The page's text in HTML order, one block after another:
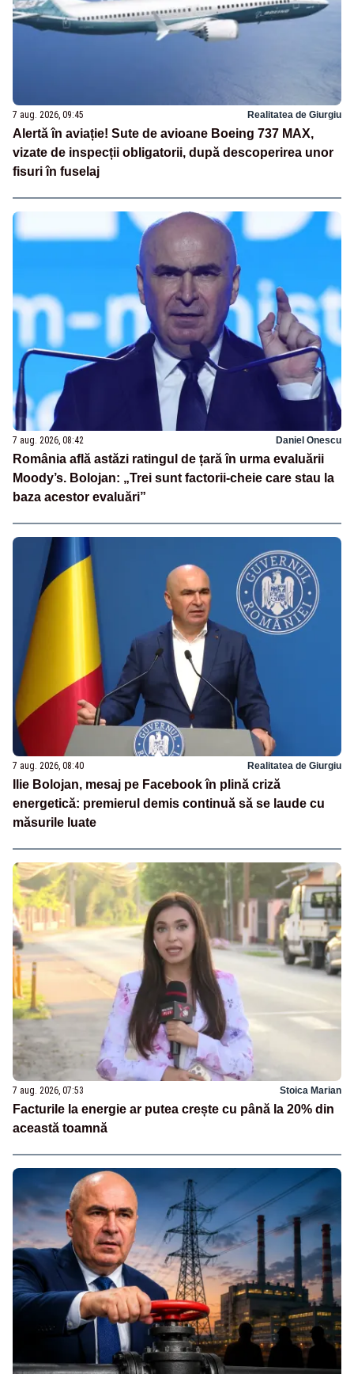
7 aug. 2026, 09:45 Realitatea de Giurgiu
Alertă în aviație! Sute de avioane Boeing 737 MAX,
vizate de inspecții obligatorii, după descoperirea unor
fisuri în fuselaj
7 aug. 2026, 08:42 Daniel Onescu
România află astăzi ratingul de țară în urma evaluării
Moody’s. Bolojan: „Trei sunt factorii-cheie care stau la
baza acestor evaluări”
7 aug. 2026, 08:40 Realitatea de Giurgiu
Ilie Bolojan, mesaj pe Facebook în plină criză
energetică: premierul demis continuă să se laude cu
măsurile luate
7 aug. 2026, 07:53 Stoica Marian
Facturile la energie ar putea crește cu până la 20% din
această toamnă